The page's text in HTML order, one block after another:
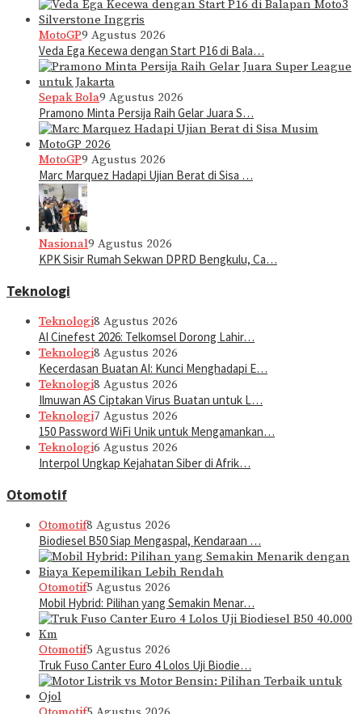
MotoGP9 Agustus 2026
Veda Ega Kecewa dengan Start P16 di Bala…
Sepak Bola9 Agustus 2026
Pramono Minta Persija Raih Gelar Juara S…
MotoGP9 Agustus 2026
Marc Marquez Hadapi Ujian Berat di Sisa …
Nasional9 Agustus 2026
KPK Sisir Rumah Sekwan DPRD Bengkulu, Ca…
Teknologi
Teknologi8 Agustus 2026
AI Cinefest 2026: Telkomsel Dorong Lahir…
Teknologi8 Agustus 2026
Kecerdasan Buatan AI: Kunci Menghadapi E…
Teknologi8 Agustus 2026
Ilmuwan AS Ciptakan Virus Buatan untuk L…
Teknologi7 Agustus 2026
150 Password WiFi Unik untuk Mengamankan…
Teknologi6 Agustus 2026
Interpol Ungkap Kejahatan Siber di Afrik…
Otomotif
Otomotif8 Agustus 2026
Biodiesel B50 Siap Mengaspal, Kendaraan …
Otomotif5 Agustus 2026
Mobil Hybrid: Pilihan yang Semakin Menar…
Otomotif5 Agustus 2026
Truk Fuso Canter Euro 4 Lolos Uji Biodie…